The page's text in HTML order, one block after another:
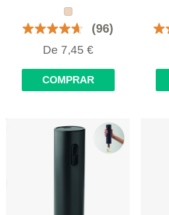
(96)
De 7,45 €
COMPRAR